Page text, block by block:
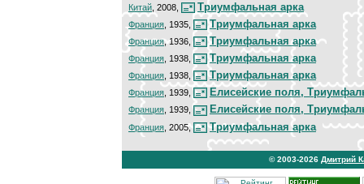
Китай , 2008, Триумфальная арка
Франция , 1935, Триумфальная арка
Франция, 1936, Триумфальная арка
Франция , 1938, Триумфальная арка
Франция , 1938, Триумфальная арка
Франция , 1939, Елисейские поля,
Франция, 1939, Елисейские поля,
Франция , 2005, Триумфальная арка
© 2003-2026 Дмитрий